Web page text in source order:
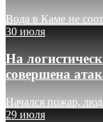
Вода в Каме не
30 июля
На
совершена
Начался пожар,
29 июля